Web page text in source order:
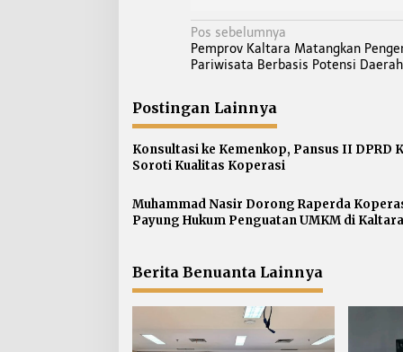
N
a
i
g
a
s
p
o
Pos sebelumnya
Pemprov Kaltara Matangkan
Pariwisata Berbasis Potensi Daerah
Postingan Lainnya
Konsultasi ke Kemenkop, Pansus II DPRD
Soroti Kualitas Koperasi
Muhammad Nasir Dorong Raperda
Payung Hukum Penguatan UMKM di Kaltara
Berita Benuanta Lainnya